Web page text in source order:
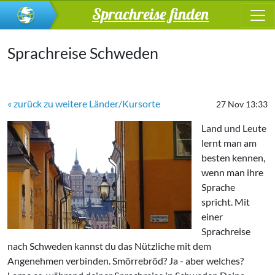
Sprachreise finden
Sprachreise Schweden
27 Nov 13:33
« zurück zu weitere Länder/Kursorte
Land und Leute
lernt man am
besten kennen,
wenn man ihre
Sprache
spricht. Mit
einer
Sprachreise
nach Schweden kannst du das Nützliche mit dem
Angenehmen verbinden. Smörrebröd? Ja - aber welches?